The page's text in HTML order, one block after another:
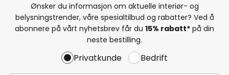
Ønsker du informasjon om aktuelle interiør- og
belysningstrender, våre spesialtilbud og rabatter? Ved å
abonnere på vårt nyhetsbrev får du 15% rabatt* på din
neste bestilling.
Privatkunde Bedrift